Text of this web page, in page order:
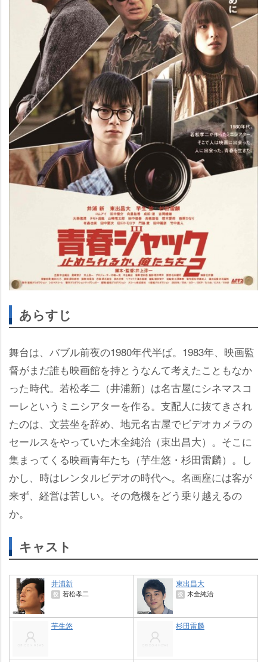
あらすじ
舞台は、バブル前夜の1980年代半ば。1983年、映画監
督がまだ誰も映画館を持とうなんて考えたこともなか
った時代。若松孝二（井浦新）は名古屋にシネマスコ
ーレというミニシアターを作る。支配人に抜てきされ
たのは、文芸坐を辞め、地元名古屋でビデオカメラの
セールスをやっていた木全純治（東出昌大）。そこに
集まってくる映画青年たち（芋生悠・杉田雷麟）。し
かし、時はレンタルビデオの時代へ。名画座には客が
来ず、経営は苦しい。その危機をどう乗り越えるの
か。
キャスト
井浦新
役 若松孝二
東出昌大
役 木全純治
芋生悠 杉田雷麟